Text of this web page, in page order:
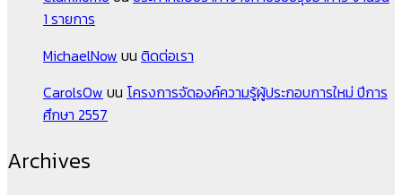
1 รายการ
MichaelNow บน ติดต่อเรา
CarolsOw บน โครงการจัดองค์ความรู้ผู้ประกอบการใหม่ ปีการ
ศึกษา 2557
Archives